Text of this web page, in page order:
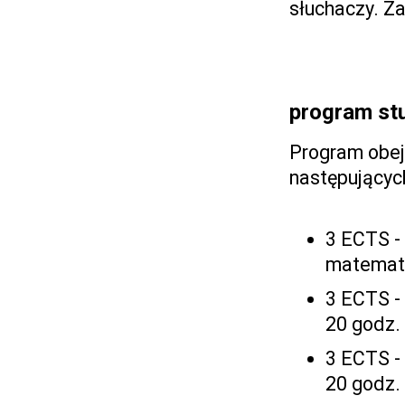
słuchaczy.
program
Program
3 ECTS
3 ECTS
20 godz.
3 ECTS
20